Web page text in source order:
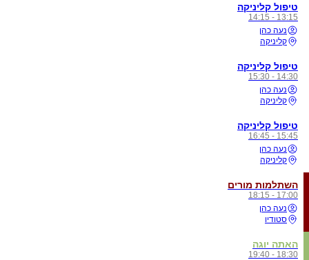
טיפול קליניקה
13:15 - 14:15
נעה כהן
קליניקה
טיפול קליניקה
14:30 - 15:30
נעה כהן
קליניקה
טיפול קליניקה
15:45 - 16:45
נעה כהן
קליניקה
השתלמות מורים
17:00 - 18:15
נעה כהן
סטודיו
האתה יוגה
18:30 - 19:40